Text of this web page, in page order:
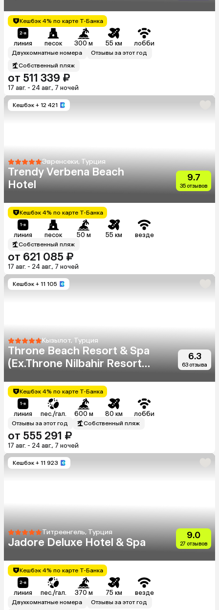
Кешбэк 4% по карте Т-Банка
линия песок 300 м 55 км лобби
Двухкомнатные номера
Отзывы за этот год
Собственный пляж
от 511 339 ₽
17 авг. - 24 авг., 7 ночей
Кешбэк + 12 421
Эвренсеки, Турция
Trendy Verbena Beach
Hotel
9.7
35 отзывов
Кешбэк 4% по карте Т-Банка
линия песок 50 м 55 км везде
Собственный пляж
от 621 085 ₽
17 авг. - 24 авг., 7 ночей
Кешбэк + 11 105
Кызылот, Турция
Throne Beach Resort & Spa
(Ex.Throne Nilbahir Resort
6.3
63 отзыва
Кешбэк 4% по карте Т-Банка
линия пес./гал. 600 м 80 км лобби
Отзывы за этот год Собственный пляж
от 555 291 ₽
17 авг. - 24 авг., 7 ночей
Кешбэк + 11 923
Титреенгель, Турция
Jadore Deluxe Hotel & Spa
9.0
27 отзывов
Кешбэк 4% по карте Т-Банка
линия пес./гал. 370 м 75 км везде
Двухкомнатные номера Отзывы за этот год